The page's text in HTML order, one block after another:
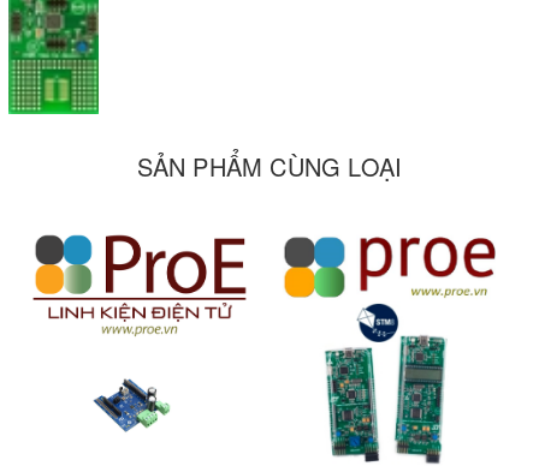
User button
User LED
Extension header for all I/Os
Wrapping area for user applications
USB interface for programming and debugging
SWIM debug support
IMAGE
SẢN PHẨM CÙNG LOẠI